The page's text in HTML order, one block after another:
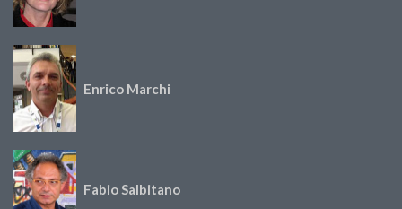
Enrico Marchi
Fabio Salbitano